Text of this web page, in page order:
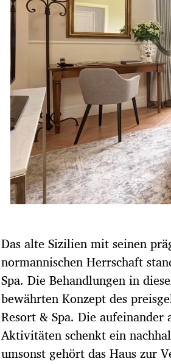
Das alte Sizilien mit seinen
normannischen Herrschaft
Spa. Die Behandlungen in
bewährten Konzept des
Resort & Spa. Die
Aktivitäten schenkt ein
umsonst gehört das Haus zur